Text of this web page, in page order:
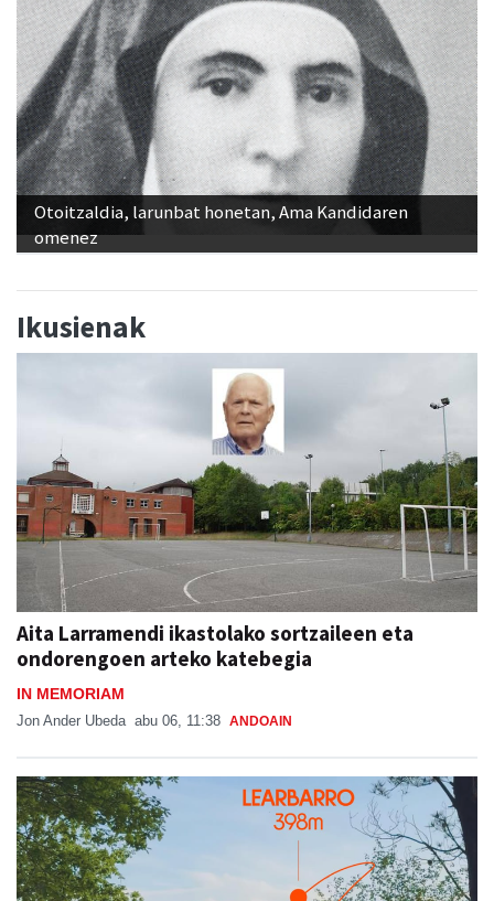
Otoitzaldia, larunbat honetan, Ama Kandidaren
omenez
Ikusienak
Aita Larramendi ikastolako sortzaileen eta
ondorengoen arteko katebegia
IN MEMORIAM
Jon Ander Ubeda abu 06, 11:38 ANDOAIN